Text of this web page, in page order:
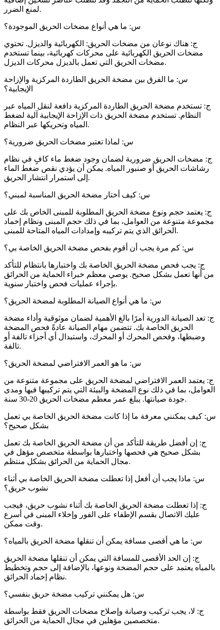
لمنع الضرر.
س: ما هي أنواع مضخات الحريق الموجودة؟
ج: هناك نوعان من مضخات الحريق: الكهربائية والديزل. تحتوي
مضخات الحريق الكهربائية على محركات كهربائية، بينما تستخدم
مضخات الحريق التي تعمل بالديزل محركات الديزل.
س: ما الفرق بين مضخة الحريق الطاردة المركزية والإزاحة
الإيجابية؟
ج: تستخدم مضخة الحريق الطاردة المركزية دافعة لنقل المياه عبر
النظام. تستخدم مضخة الحريق ذات الإزاحة الإيجابية آلية لضغط
المياه وتحريكها عبر النظام.
س: لماذا تعتبر مضخات الحريق ضرورية؟
ج: مضخات الحريق ضرورية لضمان وجود ضغط ماء كافٍ في نظام
رشاشات الحريق أو صنبور المياه. يمكن أن يؤدي نقص ضغط الماء
إلى استمرار انتشار الحريق.
س: كيف أختار مضخة الحريق المناسبة لمبني؟
ج: يعتمد حجم ونوع مضخة الحريق المطلوبة للمبنى الخاص بك على
مجموعة متنوعة من العوامل، بما في ذلك حجم المبنى ونظام إخماد
الحرائق الذي يتم تركيبه وإمدادات المياه المتاحة للمبنى.
س: كم مرة يجب أن أقوم بفحص مضخة الحريق الخاصة بي؟
ج: يجب فحص مضخة الحريق الخاصة بك واختبارها بانتظام للتأكد
من أنها تعمل بشكل صحيح. يوصي معظم خبراء الحماية من الحرائق
بإجراء عمليات فحص واختبار سنوية.
س: ما هي أنواع الصيانة المطلوبة لمضخة الحريق؟
ج: تعد الصيانة الدورية أمرًا بالغ الأهمية لضمان موثوقية وأداء مضخة
الحريق الخاصة بك. تتضمن مهام الصيانة عادةً فحص المضخة
وضبطها، وفحص المحرك أو المحرك، واستبدال أي أجزاء تالفة أو
تالفة.
س: ما هو العمر الافتراضي لمضخة الحريق؟
ج: يعتمد العمر الافتراضي لمضخة الحريق على مجموعة متنوعة من
العوامل، بما في ذلك نوع المضخة والبيئة التي يتم تركيبها فيها ومدى
جودة صيانتها. يبلغ عمر معظم مضخات الحريق 20-30 سنة.
س: كيف يمكنني معرفة ما إذا كانت مضخة الحريق الخاصة بي تعمل
بشكل صحيح؟
ج: إن أفضل طريقة للتأكد من أن مضخة الحريق الخاصة بك تعمل
بشكل صحيح هي فحصها واختبارها بواسطة متخصص مؤهل في
مجال الحماية من الحرائق بشكل منتظم.
س: ماذا يجب أن أفعل إذا تعطلت مضخة الحريق الخاصة بي أثناء
نشوب حريق؟
ج: إذا تعطلت مضخة الحريق الخاصة بك أثناء نشوب حريق، فيجب
عليك الاتصال بقسم الإطفاء على الفور وإخلاء المبنى في أسرع
وقت ممكن.
س: ما هي أقصى مسافة يمكن أن تنقلها مضخة الحريق بالمياه؟
ج: إن الحد الأقصى للمسافة التي يمكن أن تنقلها مضخة الحريق
بالمياه يعتمد على حجم المضخة ونوعها، بالإضافة إلى حجم وتخطيط
نظام إخماد الحرائق.
س: هل يمكنني تركيب مضخة حريق بنفسي؟
ج: لا، يجب تركيب وصيانة وإصلاح مضخات الحريق فقط بواسطة
متخصصين مؤهلين في مجال الحماية من الحرائق.